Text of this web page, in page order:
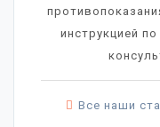
инструкцией
Все наши